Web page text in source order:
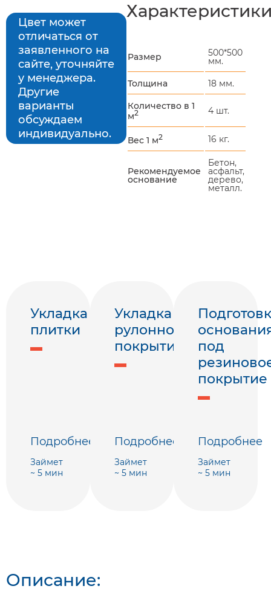
Цвет может
отличаться от
заявленного на
сайте, уточняйте
у менеджера.
Другие
варианты
обсуждаем
индивидуально.
Размер 500*500
мм.
Толщина 18 мм.
Количество в 1
м2 4 шт.
Вес 1 м2 16 кг.
Рекомендуемое
основание
Бетон,
асфальт,
дерево,
металл.
Укладка
плитки
Подробнее
Займет
~ 5 мин
Укладка
рулонного
покрытия
Подробнее
Займет
~ 5 мин
под
покрытие
Подробнее
Займет
~ 5 мин
Описание: